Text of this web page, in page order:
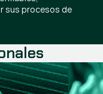
sus procesos de